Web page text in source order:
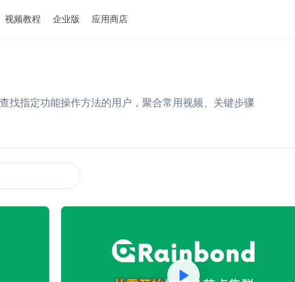
视频教程 企业版 应用商店
找指定功能操作方法的用户，聚合常用视频、关键步骤